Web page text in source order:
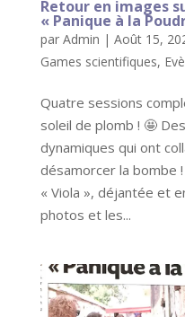
Retour en images
« Panique à la
par Admin | Août 15,
Games scientifiques,
Quatre sessions
soleil de plomb ! 🤩
dynamiques qui ont
désamorcer la bombe
« Viola », déjantée et
photos et les...